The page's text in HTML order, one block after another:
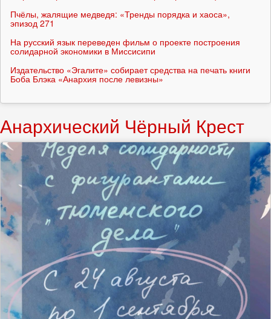
Пчёлы, жалящие медведя: «Тренды порядка и хаоса»,
эпизод 271
На русский язык переведен фильм о проекте построения
солидарной экономики в Миссисипи
Издательство «Эгалите» собирает средства на печать книги
Боба Блэка «Анархия после левизны»
Анархический Чёрный Крест